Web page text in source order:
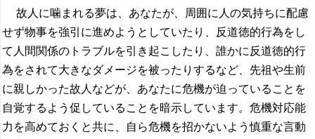
故人に噛まれる夢は、あなたが、周囲に人の気持ちに配慮
せず物事を強引に進めようとしていたり、反道徳的行為をし
て人間関係のトラブルを引き起こしたり、誰かに反道徳的行
為をされて大きなダメージを被ったりするなど、先祖や生前
に親しかった故人などが、あなたに危機が迫っていることを
自覚するよう促していることを暗示しています。危機対応能
力を高めておくと共に、自ら危機を招かないよう慎重な言動